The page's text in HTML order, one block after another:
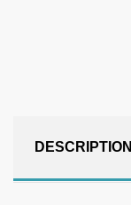
DESCRIPTION